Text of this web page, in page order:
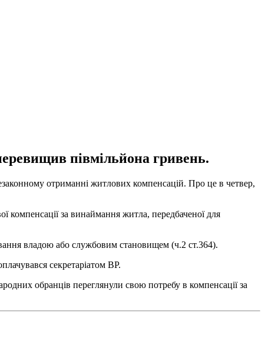
півмільйона гривень.
отриманні житлових компенсацій. Про це в четвер,
компенсації за винаймання житла, передбаченої для
владою або службовим становищем (ч.2 ст.364).
секретаріатом ВР.
обранців переглянули свою потребу в компенсації за